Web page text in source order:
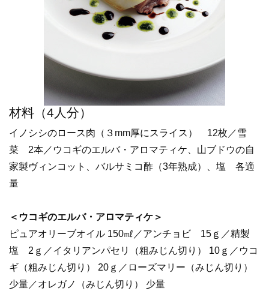
材料（4人分）
イノシシのロース肉（３mm厚にスライス） 12枚／雪
菜 2本／ウコギのエルバ・アロマティケ、山ブドウの自
家製ヴィンコット、バルサミコ酢（3年熟成）、塩 各適
量
＜ウコギのエルバ・アロマティケ＞
ピュアオリーブオイル 150㎖／アンチョビ 15ｇ／精製
塩 2ｇ／イタリアンパセリ（粗みじん切り） 10ｇ／ウコ
ギ（粗みじん切り） 20ｇ／ローズマリー（みじん切り）
少量／オレガノ（みじん切り） 少量